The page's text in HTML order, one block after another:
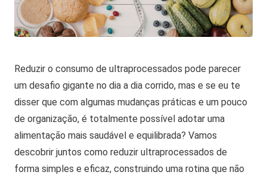
Reduzir o consumo de ultraprocessados pode parecer
um desafio gigante no dia a dia corrido, mas e se eu te
disser que com algumas mudanças práticas e um pouco
de organização, é totalmente possível adotar uma
alimentação mais saudável e equilibrada? Vamos
descobrir juntos como reduzir ultraprocessados de
forma simples e eficaz, construindo uma rotina que não